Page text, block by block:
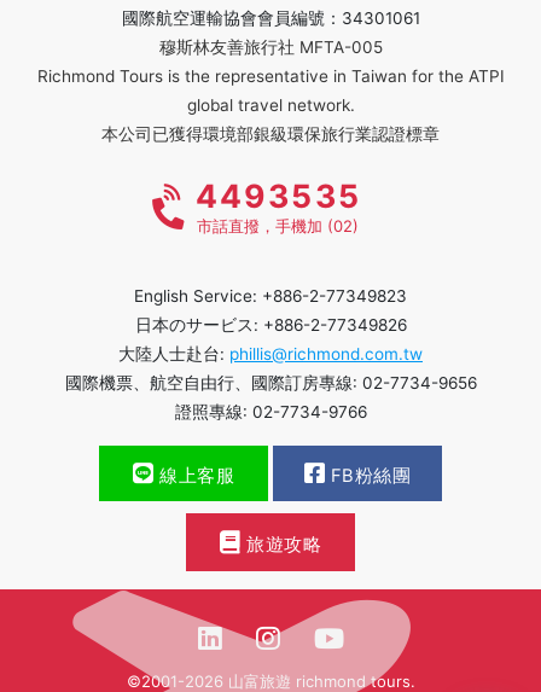
國際航空運輸協會會員編號：34301061
穆斯林友善旅行社 MFTA-005
Richmond Tours is the representative in Taiwan for the ATPI
global travel network.
本公司已獲得環境部銀級環保旅行業認證標章
4493535
市話直撥，手機加 (02)
English Service: +886-2-77349823
日本のサービス: +886-2-77349826
大陸人士赴台: phillis@richmond.com.tw
國際機票、航空自由行、國際訂房專線: 02-7734-9656
證照專線: 02-7734-9766
線上客服 FB粉絲團
旅遊攻略
©2001-2026 山富旅遊 richmond tours.